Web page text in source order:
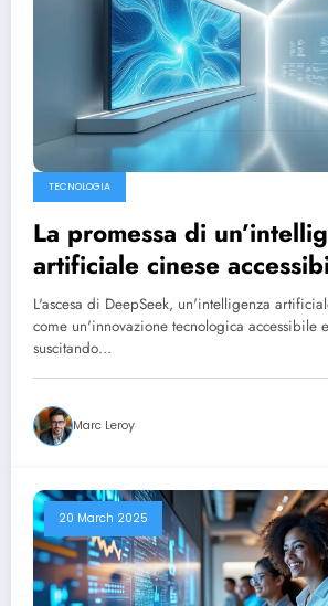
TECNOLOGIA
La promessa di
artificiale cinese
minimalista, come
di crollare con la stessa
cui è nata.
L'ascesa di DeepSeek, un'intelligenza
come un'innovazione tecnologica accessibile
suscitando…
Marc Leroy
20 March 2025